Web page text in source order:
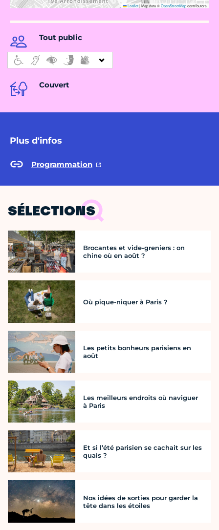
Leaflet|Map data ©OpenStreetMapcontributors
Tout public
Couvert
Plus d'infos
Programmation
SÉLECTIONS
Brocantes et vide-greniers : on
chine où en août ?
Où pique-niquer à Paris ?
Les petits bonheurs parisiens en
août
Les meilleurs endroits où naviguer
à Paris
Et si l’été parisien se cachait sur les
quais ?
Nos idées de sorties pour garder la
tête dans les étoiles